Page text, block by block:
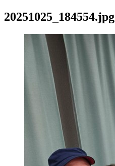
20251025_184554.jpg